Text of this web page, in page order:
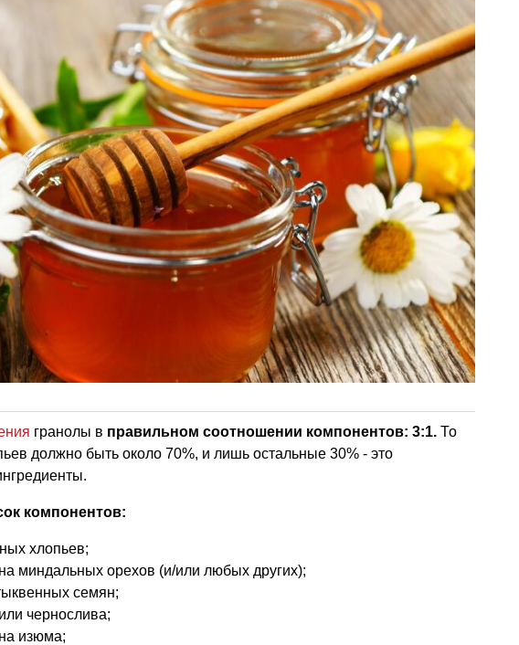
гранолы в правильном соотношении компонентов: 3:1. То
должно быть около 70%, и лишь остальные 30% - это
компонентов:
хлопьев;
миндальных орехов (и/или любых других);
семян;
чернослива;
изюма;